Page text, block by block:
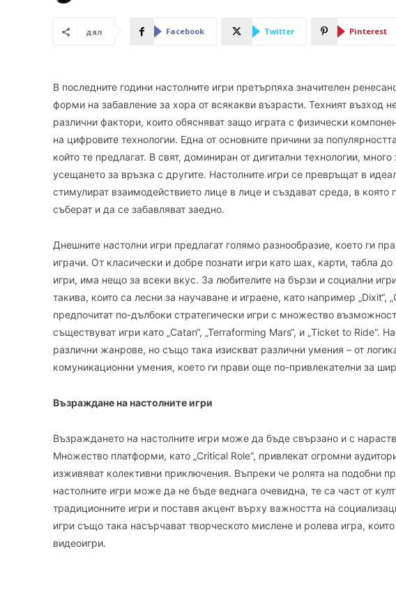
дял Facebook Twitter Pinterest
В последните години настолните игри претърпяха значителен
форми на забавление за хора от всякакви възрасти. Техният възход
различни фактори, които обясняват защо играта с физически
на цифровите технологии. Една от основните причини за
който те предлагат. В свят, доминиран от дигитални технологии,
усещането за връзка с другите. Настолните игри се превръщат в
стимулират взаимодействието лице в лице и създават среда, в която
съберат и да се забавляват заедно.
Днешните настолни игри предлагат голямо разнообразие, което ги
играчи. От класически и добре познати игри като шах, карти, табла
игри, има нещо за всеки вкус. За любителите на бързи и социални
такива, които са лесни за научаване и играене, като например „Dixit“,
предпочитат по-дълбоки стратегически игри с множество
съществуват игри като „Catan“, „Terraforming Mars“, и „Ticket to Ride“.
различни жанрове, но също така изискват различни умения – от
комуникационни умения, което ги прави още по-привлекателни за
Възраждане на настолните игри
Възраждането на настолните игри може да бъде свързано и с
Множество платформи, като „Critical Role“, привлекат огромни
изживяват колективни приключения. Въпреки че ролята на подобни
настолните игри може да не бъде веднага очевидна, те са част от
традиционните игри и поставя акцент върху важността на
игри също така насърчават творческото мислене и ролева игра,
видеоигри.